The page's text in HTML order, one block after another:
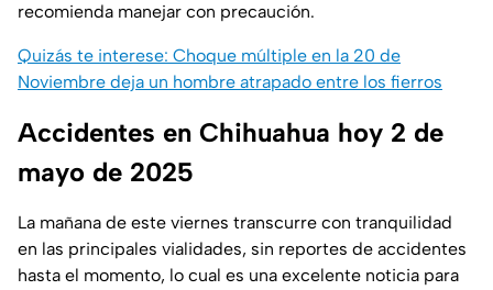
recomienda manejar con precaución.
Quizás te interese: Choque múltiple en la 20 de
Noviembre deja un hombre atrapado entre los fierros
Accidentes en Chihuahua hoy 2 de
mayo de 2025
La mañana de este viernes transcurre con tranquilidad
en las principales vialidades, sin reportes de accidentes
hasta el momento, lo cual es una excelente noticia para